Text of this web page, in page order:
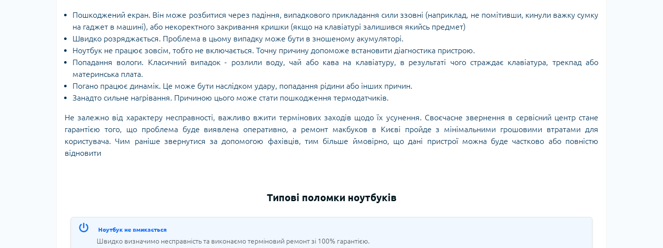
Пошкоджений екран. Він може розбитися через падіння, випадкового прикладання сили ззовні (наприклад, не помітивши, кинули важку сумку
на гаджет в машині), або некоректного закривання кришки (якщо на клавіатурі залишився якийсь предмет)
Швидко розряджається. Проблема в цьому випадку може бути в зношеному акумуляторі.
Ноутбук не працює зовсім, тобто не включається. Точну причину допоможе встановити діагностика пристрою.
Попадання вологи. Класичний випадок - розлили воду, чай або кава на клавіатуру, в результаті чого страждає клавіатура, трекпад або
материнська плата.
Погано працює динамік. Це може бути наслідком удару, попадання рідини або інших причин.
Занадто сильне нагрівання. Причиною цього може стати пошкодження термодатчиків.
Не залежно від характеру несправності, важливо вжити термінових заходів щодо їх усунення. Своєчасне звернення в сервісний центр стане
гарантією того, що проблема буде виявлена ​​оперативно, а ремонт макбуков в Києві пройде з мінімальними грошовими втратами для
користувача. Чим раніше звернутися за допомогою фахівців, тим більше ймовірно, що дані пристрої можна буде частково або повністю
відновити
Типові поломки ноутбуків
Ноутбук не вмикається
Швидко визначимо несправність та виконаємо терміновий ремонт зі 100% гарантією.